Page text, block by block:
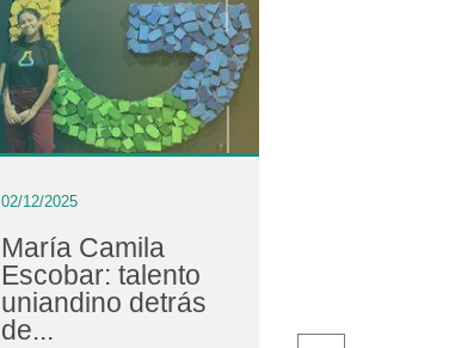
02/12/2025
María Camila
Escobar: talento
uniandino detrás
de...